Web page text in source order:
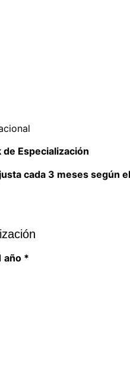
Especialización
cada 3 meses según
año *